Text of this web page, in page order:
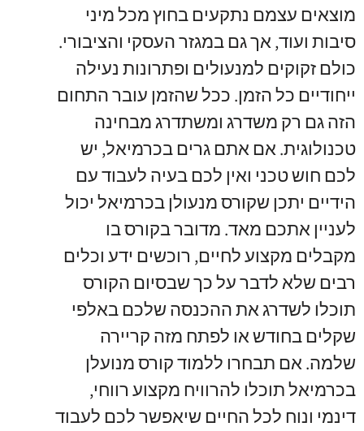
מוצאים עצמם נתקעים בחוץ מכל מיני
סיבות ועוד,אך גם במגזר העסקי והציבורי.
כולם זקוקים למנעולים ופתרונות נעילה
ייחודיים כל הזמן. ככל שהזמן עובר התחום
הזה גם רק משדרג ומשתדרג מבחינה
טכנולוגית.אם אתם גרים בכרמיאל, יש
לכם חוש טכני ואין לכם בעיה לעבוד עם
הידיים יתכן שקורס מנעולן בכרמיאל יכול
לעניין אתכם מאד. מדובר בקורס בו
מקבלים מקצוע לחיים, רוכשים ידע וכלים
רבים שלא לדבר על כך שבסיום הקורס
תוכלו לשדרג את ההכנסה שלכם באלפי
שקלים בחודש או לפתח מזה קריירה
שלמה.אם תבחרו ללמוד קורס מנועלן
בכרמיאל תוכלו להרוויח מקצוע רווחי,
דינמי ונוח לכל החיים שיאפשר לכם לעבוד